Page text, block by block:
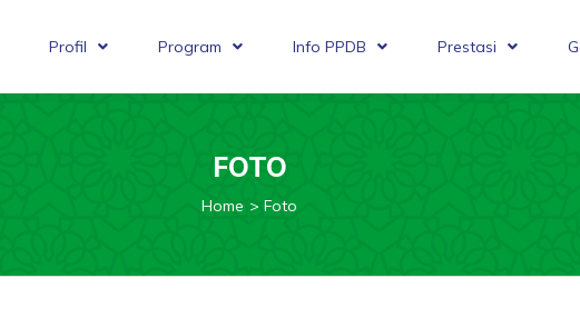
Profil Program Info PPDB Prestasi
FOTO
Home Foto